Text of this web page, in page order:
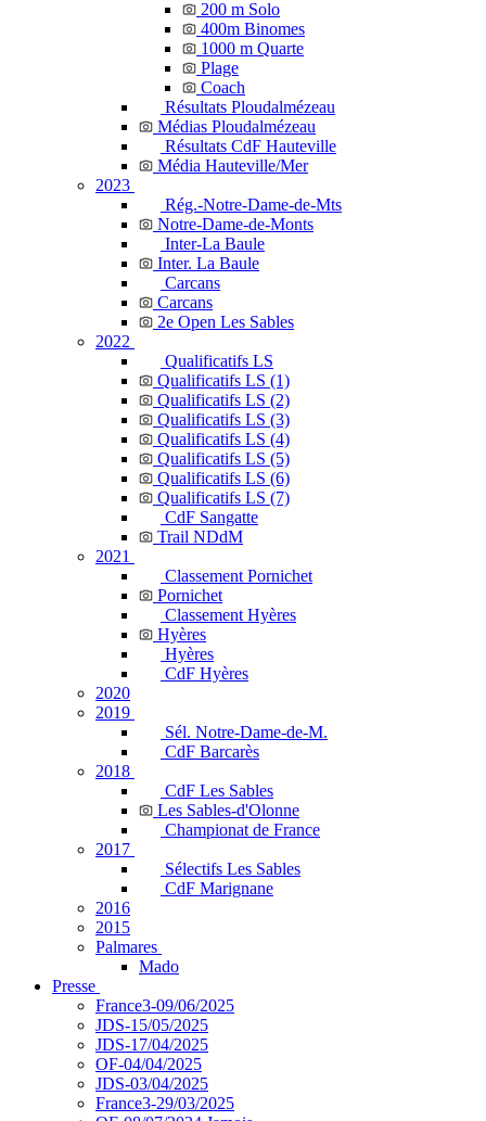
200 m Solo
400m Binomes
1000 m Quarte
Plage
Coach
Résultats Ploudalmézeau
Médias Ploudalmézeau
Résultats CdF Hauteville
Média Hauteville/Mer
2023
Rég.-Notre-Dame-de-Mts
Notre-Dame-de-Monts
Inter-La Baule
Inter. La Baule
Carcans
Carcans
2e Open Les Sables
2022
Qualificatifs LS
Qualificatifs LS (1)
Qualificatifs LS (2)
Qualificatifs LS (3)
Qualificatifs LS (4)
Qualificatifs LS (5)
Qualificatifs LS (6)
Qualificatifs LS (7)
CdF Sangatte
Trail NDdM
2021
Classement Pornichet
Pornichet
Classement Hyères
Hyères
Hyères
CdF Hyères
2020
2019
Sél. Notre-Dame-de-M.
CdF Barcarès
2018
CdF Les Sables
Les Sables-d'Olonne
Championat de France
2017
Sélectifs Les Sables
CdF Marignane
2016
2015
Palmares
Mado
Presse
France3-09/06/2025
JDS-15/05/2025
JDS-17/04/2025
OF-04/04/2025
JDS-03/04/2025
France3-29/03/2025